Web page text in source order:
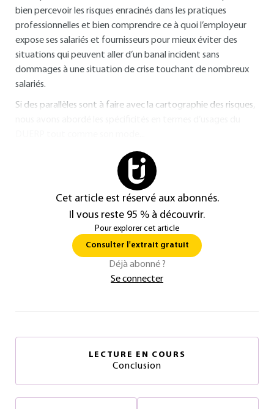
bien percevoir les risques enracinés dans les pratiques
professionnelles et bien comprendre ce à quoi l’employeur
expose ses salariés et fournisseurs pour mieux éviter des
situations qui peuvent aller d’un banal incident sans
dommages à une situation de crise touchant de nombreux
salariés.
Si des parallèles sont à faire avec la cartographie des risques,
Cet article est réservé aux abonnés.
Il vous reste 95 % à découvrir.
Pour explorer cet article
Consulter l'extrait gratuit
Déjà abonné ?
Se connecter
LECTURE EN COURS
Conclusion